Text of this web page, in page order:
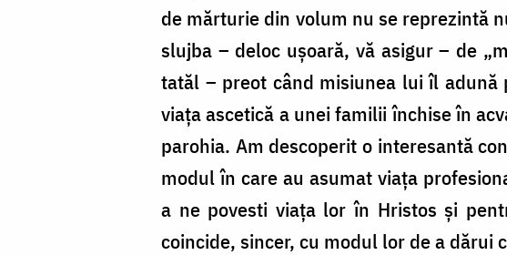
de mărturie din volum nu se reprezintă
slujba – deloc ușoară, vă asigur – de
tatăl – preot când misiunea lui îl
viața ascetică a unei familii închise în
parohia. Am descoperit o interesantă
modul în care au asumat viața
a ne povesti viața lor în Hristos și
coincide, sincer, cu modul lor de a dărui